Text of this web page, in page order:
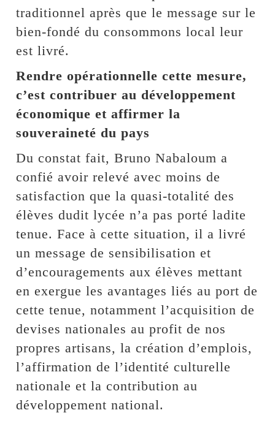
traditionnel après que le message sur le
bien-fondé du consommons local leur
est livré.
Rendre opérationnelle cette mesure,
c’est contribuer au développement
économique et affirmer la
souveraineté du pays
Du constat fait, Bruno Nabaloum a
confié avoir relevé avec moins de
satisfaction que la quasi-totalité des
élèves dudit lycée n’a pas porté ladite
tenue. Face à cette situation, il a livré
un message de sensibilisation et
d’encouragements aux élèves mettant
en exergue les avantages liés au port de
cette tenue, notamment l’acquisition de
devises nationales au profit de nos
propres artisans, la création d’emplois,
l’affirmation de l’identité culturelle
nationale et la contribution au
développement national.